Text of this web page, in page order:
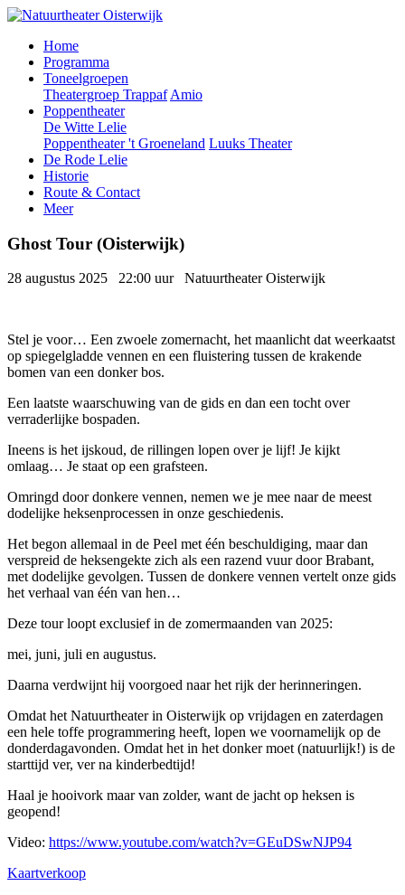
Meteen
inhoud
Home
Programma
Toneelgroepen
Theatergroep Trappaf Amio
Poppentheater
De Witte Lelie
Poppentheater 't Groeneland Luuks Theater
De Rode Lelie
Historie
Route & Contact
Meer
Ghost Tour (Oisterwijk)
28 augustus 2025 22:00 uur Natuurtheater Oisterwijk
Stel je voor… Een zwoele zomernacht, het maanlicht dat weerkaatst
op spiegelgladde vennen en een fluistering tussen de krakende
bomen van een donker bos.
Een laatste waarschuwing van de gids en dan een tocht over
verraderlijke bospaden.
Ineens is het ijskoud, de rillingen lopen over je lijf! Je kijkt
omlaag… Je staat op een grafsteen.
Omringd door donkere vennen, nemen we je mee naar de meest
dodelijke heksenprocessen in onze geschiedenis.
Het begon allemaal in de Peel met één beschuldiging, maar dan
verspreid de heksengekte zich als een razend vuur door Brabant,
met dodelijke gevolgen. Tussen de donkere vennen vertelt onze gids
het verhaal van één van hen…
Deze tour loopt exclusief in de zomermaanden van 2025:
mei, juni, juli en augustus.
Daarna verdwijnt hij voorgoed naar het rijk der herinneringen.
Omdat het Natuurtheater in Oisterwijk op vrijdagen en zaterdagen
een hele toffe programmering heeft, lopen we voornamelijk op de
donderdagavonden. Omdat het in het donker moet (natuurlijk!) is de
starttijd ver, ver na kinderbedtijd!
Haal je hooivork maar van zolder, want de jacht op heksen is
geopend!
Video: https://www.youtube.com/watch?v=GEuDSwNJP94
Kaartverkoop